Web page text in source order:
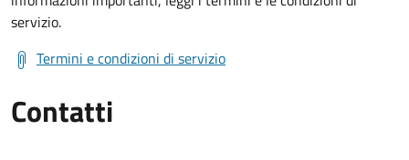
servizio.
Termini e condizioni di servizio
Contatti